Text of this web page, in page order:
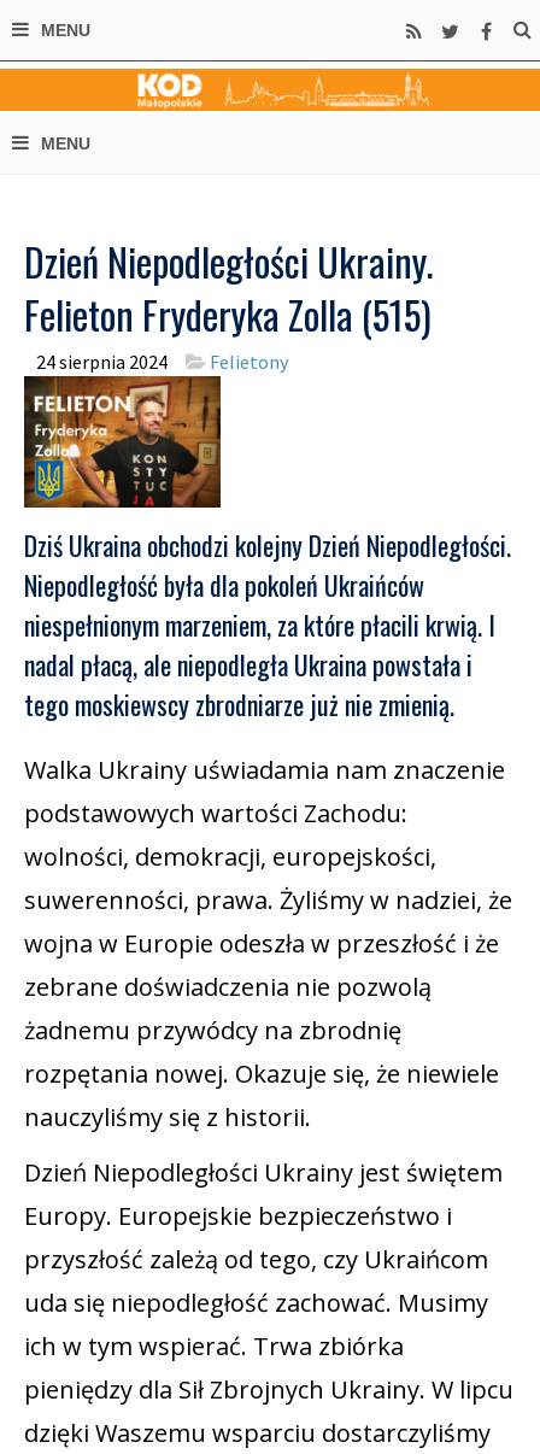
Dzień Niepodległości Ukrainy.
Felieton Fryderyka Zolla (515)
24 sierpnia 2024 Felietony
Dziś Ukraina obchodzi kolejny Dzień Niepodległości.
Niepodległość była dla pokoleń Ukraińców
niespełnionym marzeniem, za które płacili krwią. I
nadal płacą, ale niepodległa Ukraina powstała i
tego moskiewscy zbrodniarze już nie zmienią.
Walka Ukrainy uświadamia nam znaczenie
podstawowych wartości Zachodu:
wolności, demokracji, europejskości,
suwerenności, prawa. Żyliśmy w nadziei, że
wojna w Europie odeszła w przeszłość i że
zebrane doświadczenia nie pozwolą
żadnemu przywódcy na zbrodnię
rozpętania nowej. Okazuje się, że niewiele
nauczyliśmy się z historii.
Dzień Niepodległości Ukrainy jest świętem
Europy. Europejskie bezpieczeństwo i
przyszłość zależą od tego, czy Ukraińcom
uda się niepodległość zachować. Musimy
ich w tym wspierać. Trwa zbiórka
pieniędzy dla Sił Zbrojnych Ukrainy. W lipcu
dzięki Waszemu wsparciu dostarczyliśmy